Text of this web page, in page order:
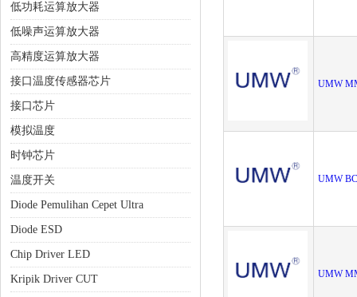
低功耗运算放大器
低噪声运算放大器
高精度运算放大器
接口温度传感器芯片
接口芯片
模拟温度
时钟芯片
温度开关
Diode Pemulihan Cepet Ultra
Diode ESD
Chip Driver LED
Kripik Driver CUT
UMW
UMW
UMW